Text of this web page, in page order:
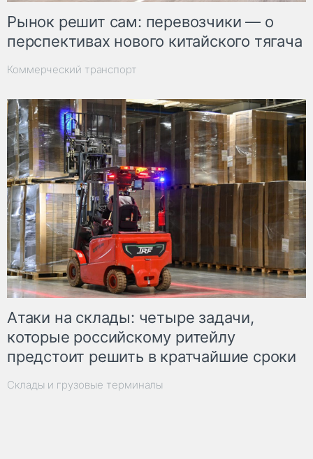
Рынок решит сам: перевозчики — о
перспективах нового китайского тягача
Коммерческий транспорт
Атаки на склады: четыре задачи,
которые российскому ритейлу
предстоит решить в кратчайшие сроки
Склады и грузовые терминалы